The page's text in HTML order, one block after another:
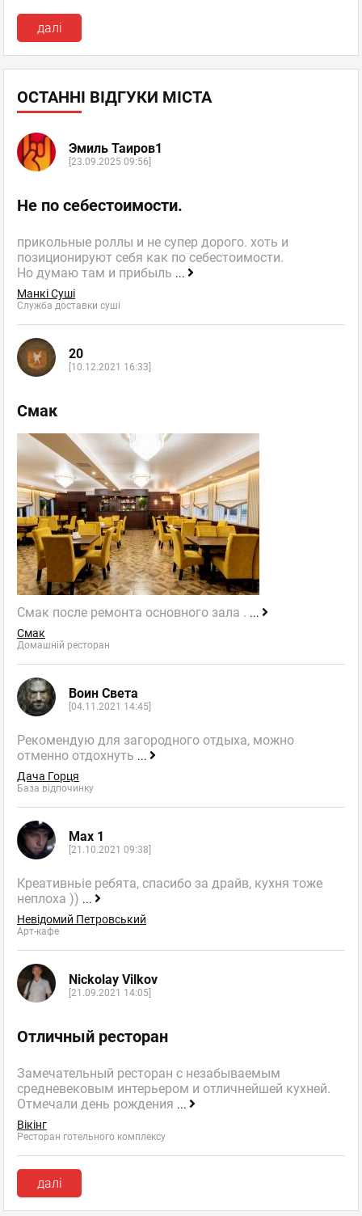
далі
ОСТАННІ ВІДГУКИ МІСТА
Эмиль Таиров1
[23.09.2025 09:56]
Не по себестоимости.
прикольные роллы и не супер дорого. хоть и
позиционируют себя как по себестоимости.
Но думаю там и прибыль ...
Манкі Суші
Служба доставки суші
20
[10.12.2021 16:33]
Смак
Смак после ремонта основного зала . ...
Смак
Домашній ресторан
Воин Света
[04.11.2021 14:45]
Рекомендую для загородного отдыха, можно
отменно отдохнуть ...
Дача Горця
База відпочинку
Max 1
[21.10.2021 09:38]
Креативньіе ребята, спасибо за драйв, кухня тоже
неплоха )) ...
Невідомий Петровський
Арт-кафе
Nickolay Vilkov
[21.09.2021 14:05]
Отличный ресторан
Замечательный ресторан с незабываемым
средневековым интерьером и отличнейшей кухней.
Отмечали день рождения ...
Вікінг
Ресторан готельного комплексу
далі